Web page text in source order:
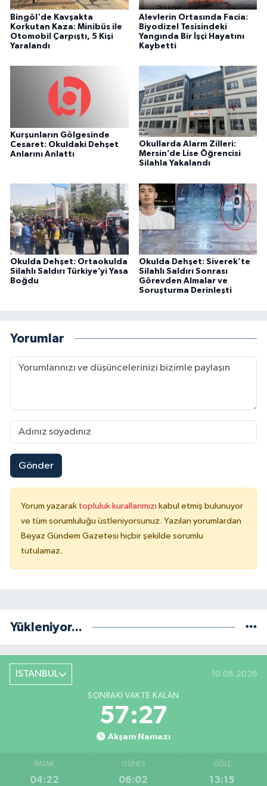
Bingöl'de Kavşakta
Korkutan Kaza: Minibüs ile
Otomobil Çarpıştı, 5 Kişi
Yaralandı
Alevlerin Ortasında Facia:
Biyodizel Tesisindeki
Yangında Bir İşçi Hayatını
Kaybetti
Kurşunların Gölgesinde
Cesaret: Okuldaki Dehşet
Anlarını Anlattı
Okullarda Alarm Zilleri:
Mersin’de Lise Öğrencisi
Silahla Yakalandı
Okulda Dehşet: Ortaokulda
Silahlı Saldırı Türkiye’yi Yasa
Boğdu
Okulda Dehşet: Siverek’te
Silahlı Saldırı Sonrası
Görevden Almalar ve
Soruşturma Derinleşti
Yorumlar
Gönder
Yorum yazarak topluluk kurallarımızı kabul etmiş bulunuyor
ve tüm sorumluluğu üstleniyorsunuz. Yazılan yorumlardan
Beyaz Gündem Gazetesi hiçbir şekilde sorumlu
tutulamaz.
Yükleniyor...
İSTANBUL 10.08.2026
SONRAKI VAKTE KALAN
57:26
Akşam Namazı
İMSAK
04:22
GÜNEŞ
06:02
ÖĞLE
13:15